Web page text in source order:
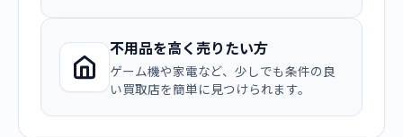
不用品を高く売りたい方
ゲーム機や家電など、少しでも条件の良
い買取店を簡単に見つけられます。